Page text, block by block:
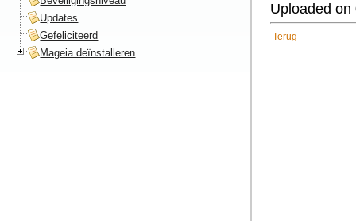
Uploaded
Terug
Updates
Gefeliciteerd
Mageia deïnstalleren